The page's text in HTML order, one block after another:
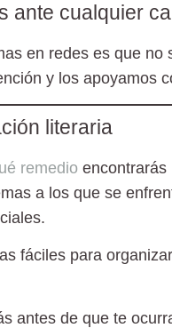
ante cualquier
en redes es que
y los apoyamos
literaria
remedio encontrarás
a los que se
fáciles para
antes de que te